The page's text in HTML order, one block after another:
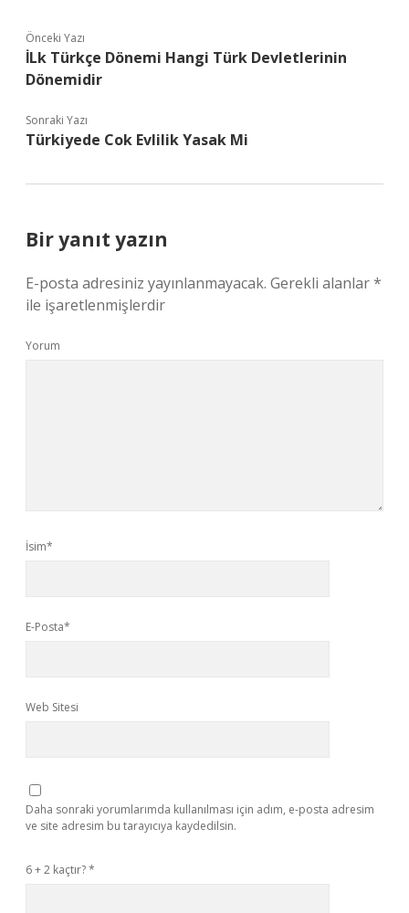
Önceki Yazı
İLk Türkçe Dönemi Hangi Türk Devletlerinin
Dönemidir
Sonraki Yazı
Türkiyede Cok Evlilik Yasak Mi
Bir yanıt yazın
E-posta adresiniz yayınlanmayacak. Gerekli alanlar*
ile işaretlenmişlerdir
Yorum
İsim*
E-Posta*
Web Sitesi
Daha sonraki yorumlarımda kullanılması için adım, e-posta adresim
ve site adresim bu tarayıcıya kaydedilsin.
6 + 2 kaçtır?*